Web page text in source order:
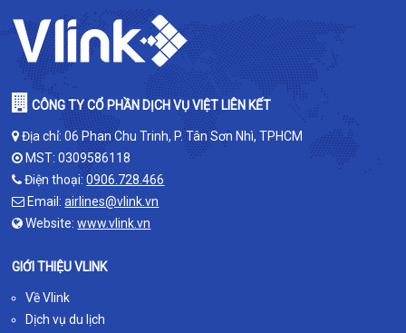
CÔNG TY CỔ PHẦN DỊCH VỤ VIỆT LIÊN KẾT
Địa chỉ: 06 Phan Chu Trinh, P. Tân Sơn Nhì, TPHCM
MST: 0309586118
Điện thoại:0906.728.466
Email:airlines@vlink.vn
Website:www.vlink.vn
GIỚI THIỆU VLINK
Về Vlink
Dịch vụ du lịch